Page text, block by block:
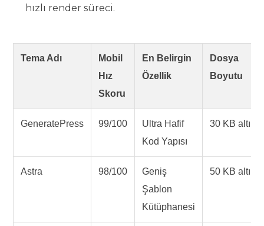
hızlı render süreci.
Tema Adı
Mobil
Hız
Skoru
En Belirgin
Özellik
Dosya
Boyutu
GeneratePress 99/100
Ultra Hafif
Kod Yapısı
30 KB altı
Astra 98/100
Geniş
Şablon
Kütüphanesi
50 KB altı